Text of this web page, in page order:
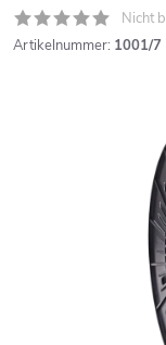
Nicht
Artikelnummer: 1001/7